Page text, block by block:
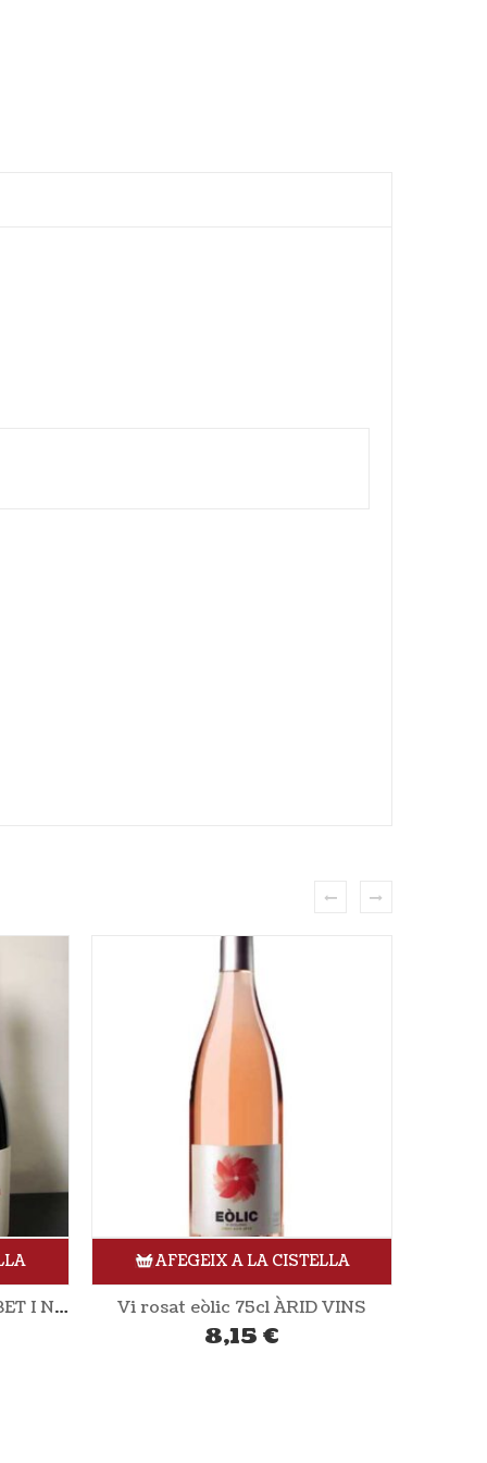
AFEGEIX A LA CISTELLA
8,85€